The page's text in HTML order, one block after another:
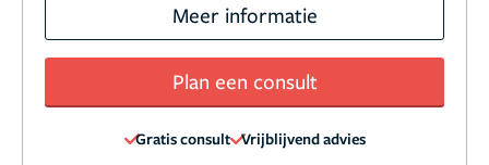
Meer informatie
Plan een consult
Gratis consult Vrijblijvend advies